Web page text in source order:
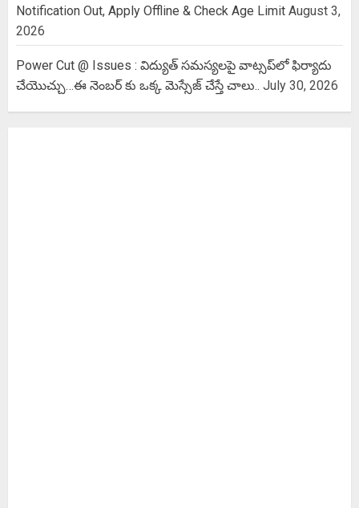
Notification Out, Apply Offline & Check Age Limit August 3,
2026
Power Cut @ Issues : విద్యుత్ సమస్యలపై వాట్సప్‌లో ఫిర్యాదు
చేయొచ్చు…ఈ నెంబర్ కు ఒక్క మెస్సేజ్ చేస్తే చాలు.. July 30, 2026